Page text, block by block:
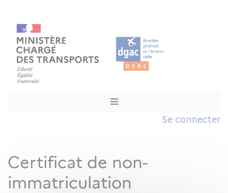
Se connecter
Certificat de non-
immatriculation